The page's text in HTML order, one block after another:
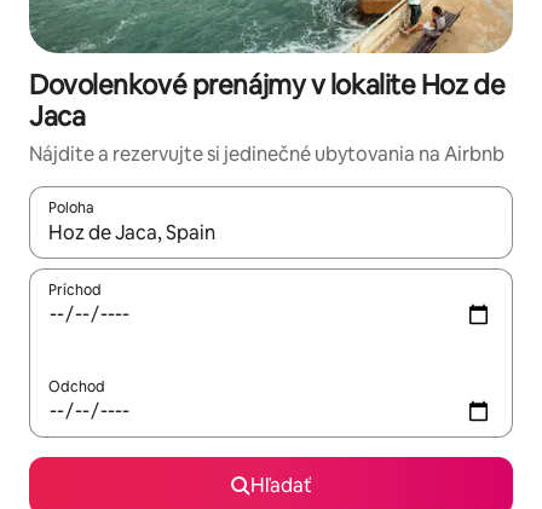
Dovolenkové prenájmy v lokalite Hoz de
Jaca
Nájdite a rezervujte si jedinečné ubytovania na Airbnb
Poloha
Keď budú výsledky k dispozícii, môžete si ich prechádzať
Príchod
Odchod
Hľadať